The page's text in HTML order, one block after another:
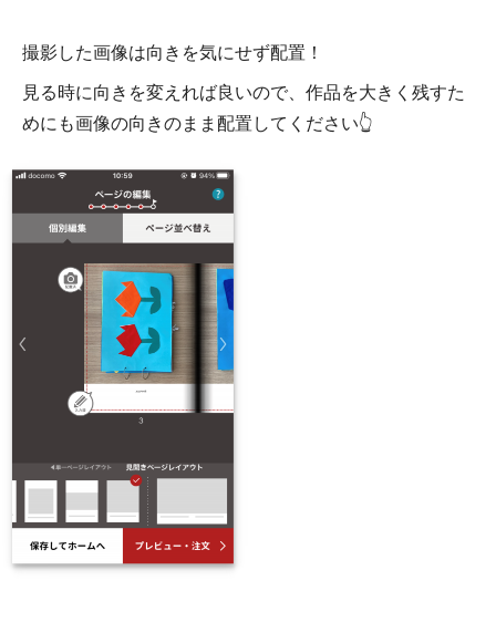
撮影した画像は向きを気にせず配置！
見る時に向きを変えれば良いので、作品を大きく残すた
めにも画像の向きのまま配置してください👆